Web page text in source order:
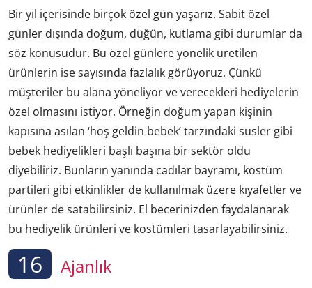
Bir yıl içerisinde birçok özel gün yaşarız. Sabit özel
günler dışında doğum, düğün, kutlama gibi durumlar da
söz konusudur. Bu özel günlere yönelik üretilen
ürünlerin ise sayısında fazlalık görüyoruz. Çünkü
müşteriler bu alana yöneliyor ve verecekleri hediyelerin
özel olmasını istiyor. Örneğin doğum yapan kişinin
kapısına asılan ‘hoş geldin bebek’ tarzındaki süsler gibi
bebek hediyelikleri başlı başına bir sektör oldu
diyebiliriz. Bunların yanında cadılar bayramı, kostüm
partileri gibi etkinlikler de kullanılmak üzere kıyafetler ve
ürünler de satabilirsiniz. El becerinizden faydalanarak
bu hediyelik ürünleri ve kostümleri tasarlayabilirsiniz.
16 Ajanlık